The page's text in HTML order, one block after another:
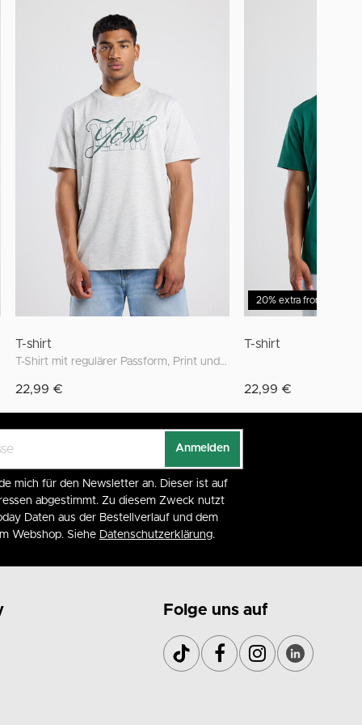
T-shirt
T-Shirt mit regulärer Passform, Print und Rundhalsausschnitt
22,99 €
20% extra from 2 items
T-shirt
22,99 €
Anmelden
mich für den Newsletter an. Dieser ist auf
abgestimmt. Zu diesem Zweck nutzt
Daten aus der Bestellverlauf und dem
Webshop. Siehe Datenschutzerklärung.
Folge uns auf